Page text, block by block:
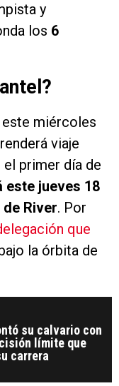
y
los 6
este miércoles
viaje
el primer día de
este jueves 18
River. Por
que
la órbita de
su calvario con
límite que
carrera